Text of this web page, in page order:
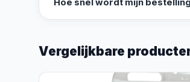
Hoe snel wordt mijn
Vergelijkbare